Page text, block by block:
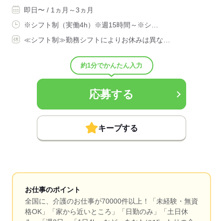
即日〜 / 1ヵ月～3ヵ月
※シフト制（実働4h）※週15時間～※シ…
≪シフト制≫勤務シフトによりお休みは異な…
約1分でかんたん入力
応募する
キープする
お仕事のポイント
全国に、介護のお仕事が70000件以上！「未経験・無資
格OK」「家から近いところ」「日勤のみ」「土日休